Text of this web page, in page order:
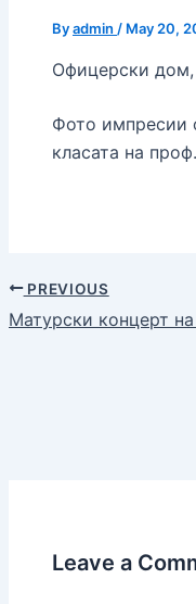
Byadmin / May 20,
Офицерски дом,
Фото импресии
класата на
PREVIOUS
Матурски концерт
Leave a